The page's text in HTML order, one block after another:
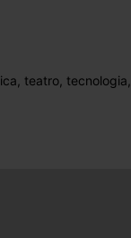
teatro,